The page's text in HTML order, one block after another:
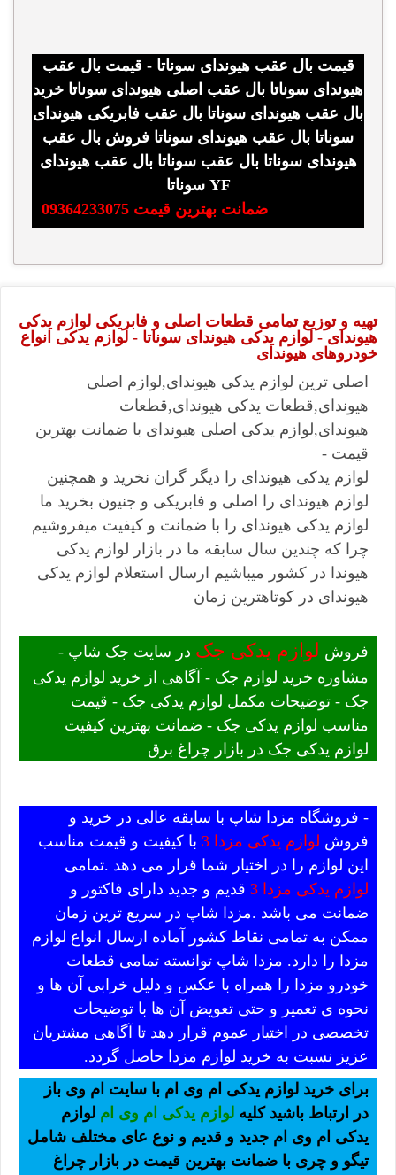
قیمت بال عقب هیوندای سوناتا - قیمت بال عقب
هیوندای سوناتا بال عقب اصلی هیوندای سوناتا خرید
بال عقب هیوندای سوناتا بال عقب فابریکی هیوندای
سوناتا بال عقب هیوندای سوناتا فروش بال عقب
هیوندای سوناتا بال عقب سوناتا بال عقب هیوندای
سوناتا YF
ضمانت بهترین قیمت 09364233075
تهیه و توزیع تمامی قطعات اصلی و فابریکی لوازم یدکی
هیوندای - لوازم یدکی هیوندای سوناتا - لوازم یدکی انواع
خودروهای هیوندای
اصلی ترین لوازم یدکی هیوندای,لوازم اصلی
هیوندای,قطعات یدکی هیوندای,قطعات
هیوندای,لوازم یدکی اصلی هیوندای با ضمانت بهترین
قیمت -
لوازم یدکی هیوندای را دیگر گران نخرید و همچنین
لوازم هیوندای را اصلی و فابریکی و جنیون بخرید ما
لوازم یدکی هیوندای را با ضمانت و کیفیت میفروشیم
چرا که چندین سال سابقه ما در بازار لوازم یدکی
هیوندا در کشور میباشیم ارسال استعلام لوازم یدکی
هیوندای در کوتاهترین زمان
فروش لوازم یدکی جک در سایت جک شاپ -
مشاوره خرید لوازم جک - آگاهی از خرید لوازم یدکی
جک - توضیحات مکمل لوازم یدکی جک - قیمت
مناسب لوازم یدکی جک - ضمانت بهترین کیفیت
لوازم یدکی جک در بازار چراغ برق
- فروشگاه مزدا شاپ با سابقه عالی در خرید و
فروش لوازم یدکی مزدا 3
با کیفیت و قیمت مناسب
این لوازم را در اختیار شما قرار می دهد .تمامی
لوازم یدکی مزدا 3
قدیم و جدید دارای فاکتور و
ضمانت می باشد .مزدا شاپ در سریع ترین زمان
ممکن به تمامی نقاط کشور آماده ارسال انواع لوازم
مزدا را دارد. مزدا شاپ توانسته تمامی قطعات
خودرو مزدا را همراه با عکس و دلیل خرابی آن ها و
نحوه ی تعمیر و حتی تعویض آن ها با توضیحات
تخصصی در اختیار عموم قرار دهد تا آگاهی مشتریان
عزیز نسبت به خرید لوازم مزدا حاصل گردد.
برای خرید لوازم یدکی ام وی ام با سایت ام وی باز
در ارتباط باشید کلیه لوازم یدکی ام وی ام لوازم
یدکی ام وی ام جدید و قدیم و نوع عای مختلف شامل
تیگو و چری با ضمانت بهترین قیمت در بازار چراغ